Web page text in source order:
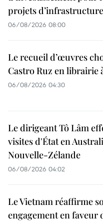
projets d’infrastructure
06/08/2026 08:00
Le recueil d’œuvres
Castro Ruz en librairie
06/08/2026 04:30
Le dirigeant Tô Lâm
visites d'État en
Nouvelle-Zélande
06/08/2026 04:02
Le Vietnam réaffirme
engagement en faveur